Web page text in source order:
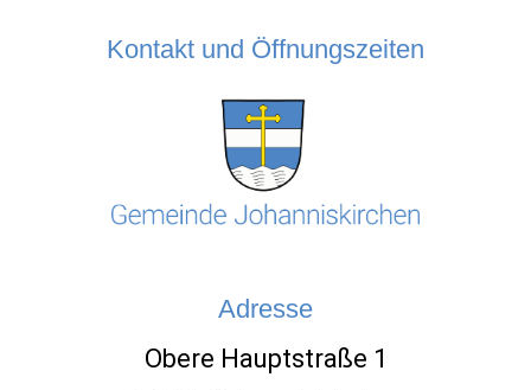
Kontakt und Öffnungszeiten
Adresse
Obere Hauptstraße 1